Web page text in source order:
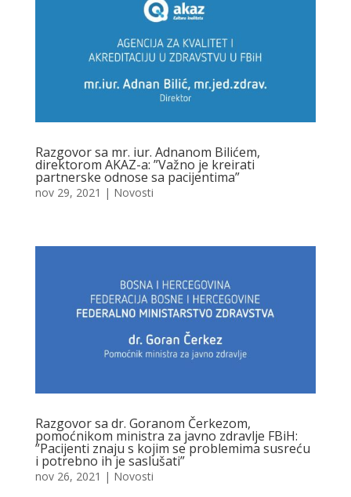
Razgovor sa mr. iur. Adnanom Bilićem,
direktorom AKAZ-a: ”Važno je kreirati
partnerske odnose sa pacijentima”
nov 29, 2021 | Novosti
Razgovor sa dr. Goranom Čerkezom,
pomoćnikom ministra za javno zdravlje FBiH:
”Pacijenti znaju s kojim se problemima susreću
i potrebno ih je saslušati”
nov 26, 2021 | Novosti